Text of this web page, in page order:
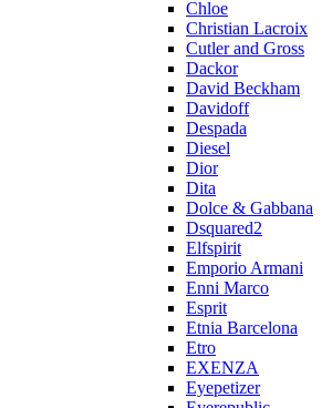
Chloe
Christian Lacroix
Cutler and Gross
Dackor
David Beckham
Davidoff
Despada
Diesel
Dior
Dita
Dolce & Gabbana
Dsquared2
Elfspirit
Emporio Armani
Enni Marco
Esprit
Etnia Barcelona
Etro
EXENZA
Eyepetizer